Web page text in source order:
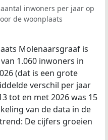
inwoners per jaar op
de woonplaats
Molenaarsgraaf is
1.060 inwoners in
(dat is een grote
verschil per jaar
tot en met 2026 was 15
van de data in de
De cijfers groeien